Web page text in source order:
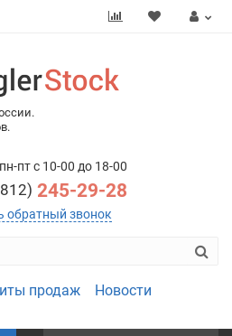
пн-пт с 10-00 до 18-00
245-29-28
обратный звонок
продаж
Новости